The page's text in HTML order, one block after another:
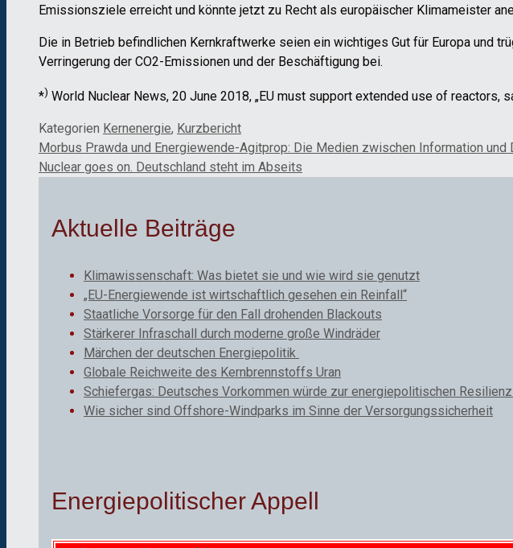
Emissionsziele erreicht und könnte jetzt zu Recht als europäischer Klimameister
Die in Betrieb befindlichen Kernkraftwerke seien ein wichtiges Gut für Europa und
Verringerung der CO2-Emissionen und der Beschäftigung bei.
*) World Nuclear News, 20 June 2018, „EU must support extended use of reactors,
Kategorien Kernenergie, Kurzbericht
Morbus Prawda und Energiewende-Agitprop: Die Medien zwischen Information und
Nuclear goes on. Deutschland steht im Abseits
Aktuelle Beiträge
Klimawissenschaft: Was bietet sie und wie wird sie genutzt
„EU-Energiewende ist wirtschaftlich gesehen ein Reinfall“
Staatliche Vorsorge für den Fall drohenden Blackouts
Stärkerer Infraschall durch moderne große Windräder
Märchen der deutschen Energiepolitik
Globale Reichweite des Kernbrennstoffs Uran
Schiefergas: Deutsches Vorkommen würde zur energiepolitischen
Wie sicher sind Offshore-Windparks im Sinne der Versorgungssicherheit
Energiepolitischer Appell